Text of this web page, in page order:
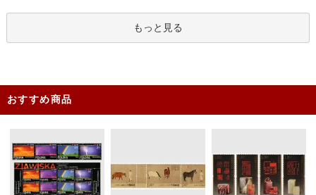
もっと見る
おすすめ商品